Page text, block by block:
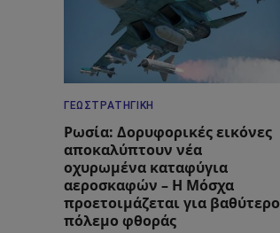
ΓΕΩΣΤΡΑΤΗΓΙΚΉ
Ρωσία: Δορυφορικές εικόνες
αποκαλύπτουν νέα
οχυρωμένα καταφύγια
αεροσκαφών – Η Μόσχα
προετοιμάζεται για βαθύτερο
πόλεμο φθοράς